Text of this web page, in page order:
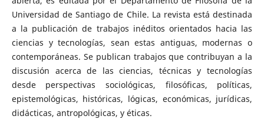
Universidad de Santiago de Chile. La revista está destinada
a la publicación de trabajos inéditos orientados hacia las
ciencias y tecnologías, sean estas antiguas, modernas o
contemporáneas. Se publican trabajos que contribuyan a la
discusión acerca de las ciencias, técnicas y tecnologías
desde perspectivas sociológicas, filosóficas, políticas,
epistemológicas, históricas, lógicas, económicas, jurídicas,
didácticas, antropológicas, y éticas.